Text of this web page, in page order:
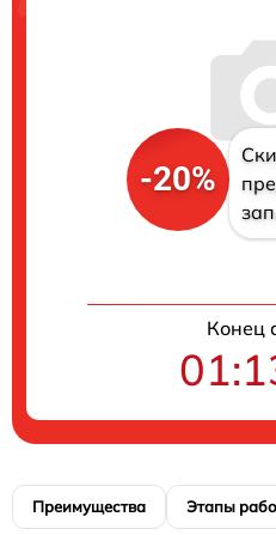
-20%
Конец
Преимущества Этапы